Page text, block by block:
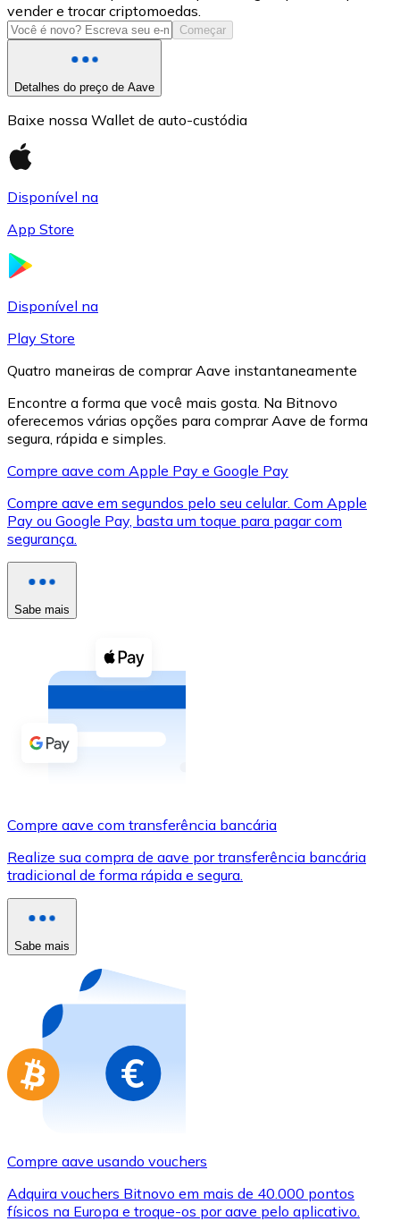
USDC
XRP
XRP
Ver tudo
Cupons cripto
Compre criptomoedas com dinheiro e outros
Comprar com dinheiro
Transferência SEPA
Use cartões Visa e Mastercard para comprar
Comprar com cartão
Compre cartões-presente das suas marcas favoritas
Ir para a loja de cartões-presente
vender e trocar criptomoedas.
Começar
Detalhes do preço de Aave
Baixe nossa Wallet de auto-custódia
Disponível na
App Store
Disponível na
Play Store
Quatro maneiras de comprar Aave instantaneamente
Encontre a forma que você mais gosta. Na Bitnovo
oferecemos várias opções para comprar Aave de forma
segura, rápida e simples.
Compre aave com Apple Pay e Google Pay
Compre aave em segundos pelo seu celular. Com Apple
Pay ou Google Pay, basta um toque para pagar com
segurança.
Sabe mais
Compre aave com transferência bancária
Realize sua compra de aave por transferência bancária
tradicional de forma rápida e segura.
Sabe mais
Compre aave usando vouchers
Adquira vouchers Bitnovo em mais de 40.000 pontos
físicos na Europa e troque-os por aave pelo aplicativo.